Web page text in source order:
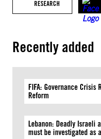
RESEARCH
Recently added
FIFA: Governance Crisis
Reform
Lebanon: Deadly Israeli
must be investigated as